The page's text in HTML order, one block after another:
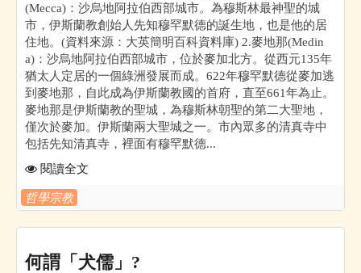
(Mecca)：沙烏地阿拉伯西部城市。為穆斯林最神聖的城
市，伊斯蘭教創始人先知穆罕默德的誕生地，也是他的居
住地。(資料來源：大英簡明百科資料庫) 2.麥地那(Medin
a)：沙烏地阿拉伯西部城市，位於麥加北方。從西元135年
猶太人定居的一個綠洲發展而成。622年穆罕默德從麥加逃
到麥地那，自此成為伊斯蘭教國的首府，直至661年為止。
麥地那是伊斯蘭教的聖城，為穆斯林朝聖的第二大聖地，
僅次於麥加。伊斯蘭兩大聖城之一。市內眾多的清真寺中
包括先知清真寺，裡面有穆罕默德...
閱讀全文
哲學宗教
何謂「犬儒」?